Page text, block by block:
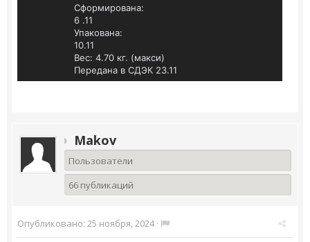
Сформирована:
6 .11
Упакована:
10.11
Вес: 4.70 кг. (макси)
Передана в СДЭК 23.11
Makov
Пользователи
66 публикаций
Опубликовано: 25 ноября, 2024·